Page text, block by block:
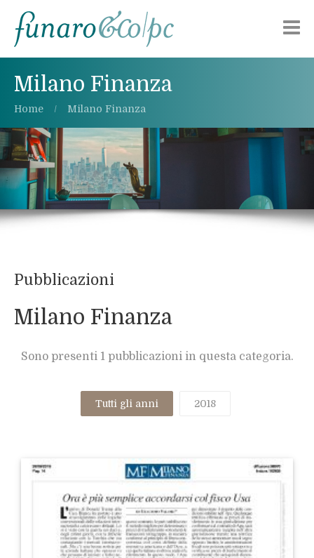
Chi siamo
Aree di attività
Pubblicazioni
Alerts
Lavora con noi
Milano Finanza
Home Milano Finanza
Pubblicazioni
Milano Finanza
Sono presenti 1 pubblicazioni in questa categoria.
Tutti gli anni 2018